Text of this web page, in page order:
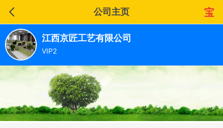
公司主页
江西京匠工艺有限公司
VIP2